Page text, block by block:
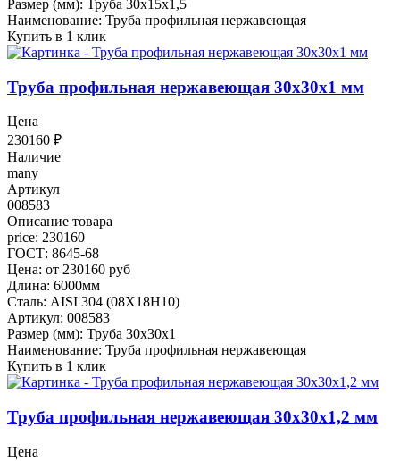
Размер (мм): Труба 30х15х1,5
Наименование: Труба профильная нержавеющая
Купить в 1 клик
Труба профильная нержавеющая 30х30х1 мм
Цена
230160 ₽
Наличие
many
Артикул
008583
Описание товара
price: 230160
ГОСТ: 8645-68
Цена: от 230160 руб
Длина: 6000мм
Сталь: AISI 304 (08Х18Н10)
Артикул: 008583
Размер (мм): Труба 30х30х1
Наименование: Труба профильная нержавеющая
Купить в 1 клик
Труба профильная нержавеющая 30х30х1,2 мм
Цена